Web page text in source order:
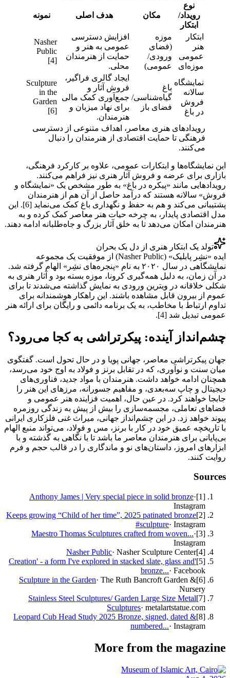
نوع
رویداد/
ابتکار
مکان هدف اصلی نمونه
ابتکار
هنر
عمومی
موزه‌ای
موزه
(فضای
ورودی/
عمومی)
افزایش دسترسی
عمومی به هنر و
حمایت از هنرمندان
محلی.
Nasher
Public
[4]
نمایشگاه
سالانه
فروش
در باغ
باغ
گیاه‌شناسی/
فضای باز
ایجاد گالری فراگیر،
فروش آثار و
جمع‌آوری کمک مالی
برای نهاد میزبان و
هنرمندان.
Sculpture
in the
Garden
[6]
رویدادهای هنری معاصر، اهداف متنوعی از دسترسی
فرهنگی تا حمایت اقتصادی از هنرمندان را دنبال
می‌کنند.
این نمایشگاه‌ها و ابتکارات عمومی، علاوه بر کارکرد فرهنگی،
بازاری برای عرضه و فروش آثار هنری نیز فراهم می‌کنند.
رویدادهایی مانند «پیکره در باغ» به طور مشخص یک «نمایشگاه و
فروش» سالانه هستند که درآمد حاصل از آن هم از هنرمندان
پشتیبانی می‌کند و هم به حفظ و نگهداری باغ کمک می‌نماید [6]. این
مدل اقتصادی پایدار، به چرخه حیات هنر معاصر کمک کرده و به
هنرمندان امکان می‌دهد تا به خلق آثار بزرگ و جاه‌طلبانه ادامه دهند.
تولد یک ابتکار هنری از دل یک بحران
ایده «نشِر پابلیک» (Nasher Public) از موفقیت یک مجموعه
نمایشگاهی در سال ۲۰۲۰ به نام «پنجره‌های نشِر» الهام گرفته شد.
در آن زمان، به دلیل همه‌گیری کرونا، موزه بسته بود و آثار هنری به
شکلی خلاقانه در ویترین ورودی به نمایش گذاشته می‌شدند تا برای
عموم از بیرون قابل مشاهده باشند. این راهکار هوشمندانه برای
تداوم ارتباط با مخاطب، به یک برنامه دائمی و رایگان برای ارائه هنر
عمومی تبدیل شد [4].
چشم‌انداز آینده: پیکرتراشی به کجا می‌رود؟
جهان پیکرتراشی معاصر، جهانی پویا و در حال تحول است. گفتگوی
میان سنت و نوآوری، که در تقابل برنز و فولاد به اوج خود می‌رسد،
همچنان ادامه خواهد داشت. هنرمندان با مواد جدید، فناوری‌های
دیجیتال و چاپ سه‌بعدی، و مفاهیم جسورانه، مرزهای این هنر را
جابجا خواهند کرد. در عین حال، اهمیت فزاینده هنر عمومی و
فضاهای تعاملی، مجسمه‌سازی را بیش از پیش به زندگی روزمره
پیوند خواهد زد. در این چشم‌انداز جهانی، میراث غنی فلزکاری ایرانی
با تاریخچه عمیق خود در کار با برنز، مس و فولاد، می‌تواند منبع الهام
بی‌پایانی برای هنرمندان معاصر ما باشد تا با نگاهی به گذشته و با
ابزارهای امروز، داستان‌های نو و ماندگاری را در قالب حجم و فرم
روایت کنند.
Sources
[
1
]
Anthony James | Very special piece in solid bronze·
Instagram
[
2
]
Keeps growing “Child of her time”, 2025 patinated bronze
#sculpture· Instagram
[
3
]
Maestro Thomas Sculptures crafted from woven...·
Instagram
[
4
]
Nasher Public· Nasher Sculpture Center
[
5
]
'Creation' - a form I've explored in stacked slate, glass and
bronze...· Facebook
[
6
]
Sculpture in the Garden· The Ruth Bancroft Garden &
Nursery
[
7
]
Stainless Steel Sculptures/ Garden Large Size Metal
Sculptures· metalartstatue.com
[
8
]
Leopard Cub Head Study 2025 Bronze, signed, dated &
numbered...· Instagram
More from the magazine